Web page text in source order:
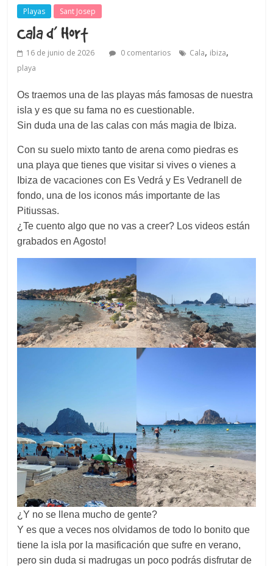
Playas Sant Josep
Cala d’ Hort
16 de junio de 2026 0 comentarios Cala, ibiza,
playa
Os traemos una de las playas más famosas de nuestra
isla y es que su fama no es cuestionable.
Sin duda una de las calas con más magia de Ibiza.
Con su suelo mixto tanto de arena como piedras es
una playa que tienes que visitar si vives o vienes a
Ibiza de vacaciones con Es Vedrá y Es Vedranell de
fondo, una de los iconos más importante de las
Pitiussas.
¿Te cuento algo que no vas a creer? Los videos están
grabados en Agosto!
¿Y no se llena mucho de gente?
Y es que a veces nos olvidamos de todo lo bonito que
tiene la isla por la masificación que sufre en verano,
pero sin duda si madrugas un poco podrás disfrutar de